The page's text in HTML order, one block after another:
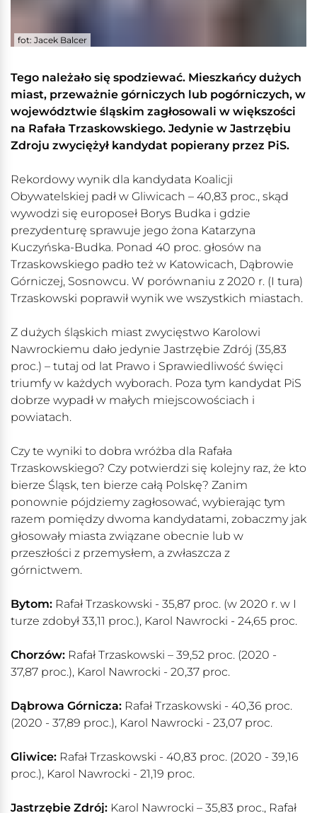
fot: Jacek Balcer
Tego należało się spodziewać. Mieszkańcy dużych
miast, przeważnie górniczych lub pogórniczych, w
województwie śląskim zagłosowali w większości
na Rafała Trzaskowskiego. Jedynie w Jastrzębiu
Zdroju zwyciężył kandydat popierany przez PiS.
Rekordowy wynik dla kandydata Koalicji
Obywatelskiej padł w Gliwicach – 40,83 proc., skąd
wywodzi się europoseł Borys Budka i gdzie
prezydenturę sprawuje jego żona Katarzyna
Kuczyńska-Budka. Ponad 40 proc. głosów na
Trzaskowskiego padło też w Katowicach, Dąbrowie
Górniczej, Sosnowcu. W porównaniu z 2020 r. (I tura)
Trzaskowski poprawił wynik we wszystkich miastach.
Z dużych śląskich miast zwycięstwo Karolowi
Nawrockiemu dało jedynie Jastrzębie Zdrój (35,83
proc.) – tutaj od lat Prawo i Sprawiedliwość święci
triumfy w każdych wyborach. Poza tym kandydat PiS
dobrze wypadł w małych miejscowościach i
powiatach.
Czy te wyniki to dobra wróżba dla Rafała
Trzaskowskiego? Czy potwierdzi się kolejny raz, że kto
bierze Śląsk, ten bierze całą Polskę? Zanim
ponownie pójdziemy zagłosować, wybierając tym
razem pomiędzy dwoma kandydatami, zobaczmy jak
głosowały miasta związane obecnie lub w
przeszłości z przemysłem, a zwłaszcza z
górnictwem.
Bytom: Rafał Trzaskowski - 35,87 proc. (w 2020 r. w I
turze zdobył 33,11 proc.), Karol Nawrocki - 24,65 proc.
Chorzów: Rafał Trzaskowski – 39,52 proc. (2020 -
37,87 proc.), Karol Nawrocki - 20,37 proc.
Dąbrowa Górnicza: Rafał Trzaskowski - 40,36 proc.
(2020 - 37,89 proc.), Karol Nawrocki - 23,07 proc.
Gliwice: Rafał Trzaskowski - 40,83 proc. (2020 - 39,16
proc.), Karol Nawrocki - 21,19 proc.
Jastrzębie Zdrój: Karol Nawrocki – 35,83 proc., Rafał